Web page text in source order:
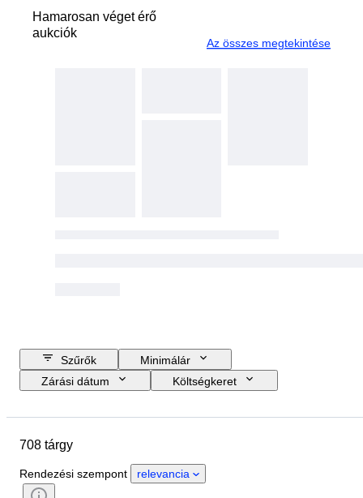
Hamarosan véget érő
aukciók
Az összes megtekintése
Szűrők
Minimálár
Zárási dátum
Költségkeret
Állapot
Modell
708 tárgy
Rendezési szempont relevancia